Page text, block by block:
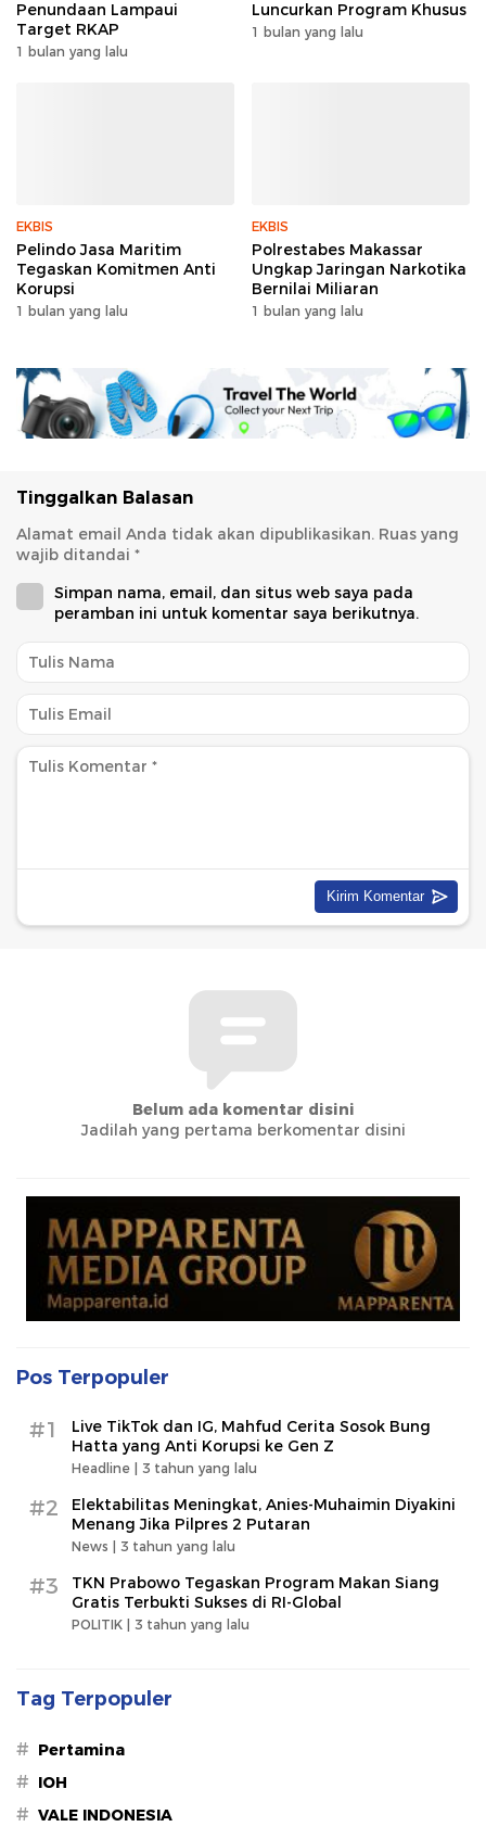
Penundaan Lampaui
Target RKAP
1 bulan yang lalu
Luncurkan Program Khusus
1 bulan yang lalu
EKBIS
Pelindo Jasa Maritim
Tegaskan Komitmen Anti
Korupsi
1 bulan yang lalu
EKBIS
Polrestabes Makassar
Ungkap Jaringan Narkotika
Bernilai Miliaran
1 bulan yang lalu
Tinggalkan Balasan
Alamat email Anda tidak akan dipublikasikan. Ruas yang
wajib ditandai *
Simpan nama, email, dan situs web saya pada
peramban ini untuk komentar saya berikutnya.
Belum ada komentar disini
Jadilah yang pertama berkomentar disini
Pos Terpopuler
#1
Live TikTok dan IG, Mahfud Cerita Sosok Bung
Hatta yang Anti Korupsi ke Gen Z
Headline | 3 tahun yang lalu
#2
Elektabilitas Meningkat, Anies-Muhaimin Diyakini
Menang Jika Pilpres 2 Putaran
News | 3 tahun yang lalu
#3
TKN Prabowo Tegaskan Program Makan Siang
Gratis Terbukti Sukses di RI-Global
POLITIK | 3 tahun yang lalu
Tag Terpopuler
# Pertamina
# IOH
# VALE INDONESIA